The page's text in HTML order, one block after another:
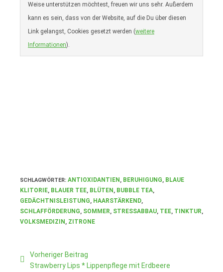
Weise unterstützen möchtest, freuen wir uns sehr. Außerdem
kann es sein, dass von der Website, auf die Du über diesen
Link gelangst, Cookies gesetzt werden (weitere
Informationen).
SCHLAGWÖRTER: ANTIOXIDANTIEN , BERUHIGUNG, BLAUE
KLITORIE, BLAUER TEE, BLÜTEN , BUBBLE TEA,
GEDÄCHTNISLEISTUNG, HAARSTÄRKEND,
SCHLAFFÖRDERUNG, SOMMER, STRESSABBAU, TEE, TINKTUR,
VOLKSMEDIZIN , ZITRONE
Weitere
Artikel
Vorheriger Beitrag
Strawberry Lips * Lippenpflege mit Erdbeere